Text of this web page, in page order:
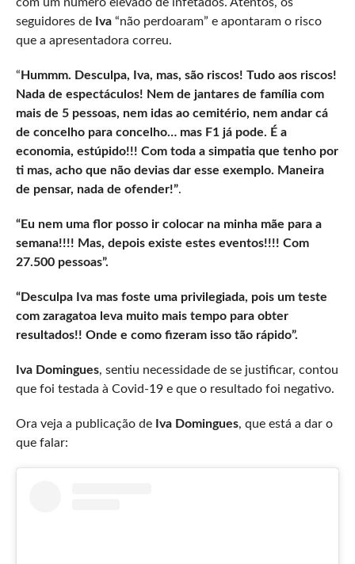
seguidores de Iva“não perdoaram” e apontaram o risco
que a apresentadora correu.
“ Hummm. Desculpa, Iva, mas, são riscos! Tudo aos riscos!
Nada de espectáculos! Nem de jantares de família com
mais de 5 pessoas, nem idas ao cemitério, nem andar cá
de concelho para concelho… mas F1 já pode. É a
economia, estúpido!!! Com toda a simpatia que tenho por
ti mas, acho que não devias dar esse exemplo. Maneira
de pensar, nada de ofender!”.
“Eu nem uma flor posso ir colocar na minha mãe para a
semana!!!! Mas, depois existe estes eventos!!!! Com
27.500 pessoas”.
“Desculpa Iva mas foste uma privilegiada, pois um teste
com zaragatoa leva muito mais tempo para obter
resultados!! Onde e como fizeram isso tão rápido”.
Iva Domingues, sentiu necessidade de se justificar, contou
que foi testada à Covid-19 e que o resultado foi negativo.
Ora veja a publicação deIva Domingues, que está a dar o
que falar: